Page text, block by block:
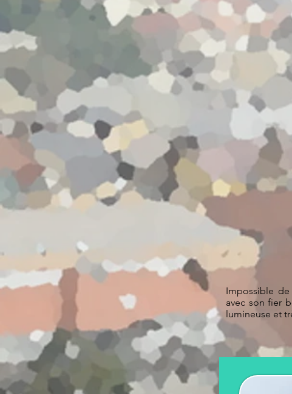
Impossible
avec son fier
lumineuse et